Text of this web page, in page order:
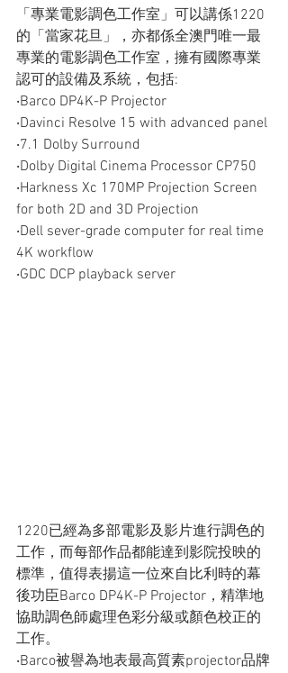
「專業電影調色工作室」可以講係1220
的「當家花旦」，亦都係全澳門唯一最
專業的電影調色工作室，擁有國際專業
認可的設備及系統，包括:
‧Barco DP4K-P Projector
‧Davinci Resolve 15 with advanced panel
‧7.1 Dolby Surround
‧Dolby Digital Cinema Processor CP750
‧Harkness Xc 170MP Projection Screen
for both 2D and 3D Projection
‧Dell sever-grade computer for real time
4K workflow
‧GDC DCP playback server
1220已經為多部電影及影片進行調色的
工作，而每部作品都能達到影院投映的
標準，值得表揚這一位來自比利時的幕
後功臣Barco DP4K-P Projector，精準地
協助調色師處理色彩分級或顏色校正的
工作。
‧Barco被譽為地表最高質素projector品牌